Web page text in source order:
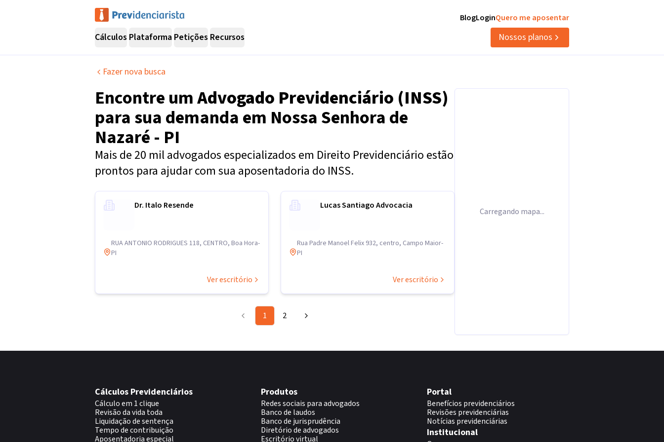
BlogLoginQuero me aposentar
Cálculos Plataforma Petições Recursos Nossos planos
Fazer nova busca
Encontre umAdvogado Previdenciário (INSS)
para sua demanda em Nossa Senhora de
Nazaré - PI
Mais de 20 mil advogados especializados em Direito Previdenciário estão
prontos para ajudar com sua aposentadoria do INSS.
Dr. Italo Resende
RUA ANTONIO RODRIGUES 118, CENTRO, Boa Hora-
PI
Ver escritório
Lucas Santiago Advocacia
Rua Padre Manoel Felix 932, centro, Campo Maior-
PI
Ver escritório
1 2
Carregando mapa...
Cálculos Previdenciários
Cálculo em 1 clique
Revisão da vida toda
Liquidação de sentença
Tempo de contribuição
Aposentadoria especial
Produtos
Redes sociais para advogados
Banco de laudos
Banco de jurisprudência
Diretório de advogados
Escritório virtual
Portal
Benefícios previdenciários
Revisões previdenciárias
Notícias previdenciárias
Institucional